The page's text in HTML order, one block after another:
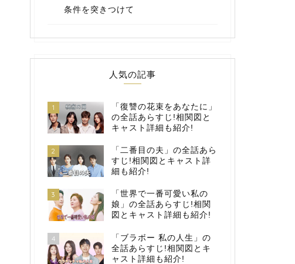
条件を突きつけて
人気の記事
1
「復讐の花束をあなたに」
の全話あらすじ!相関図と
キャスト詳細も紹介!
2
「二番目の夫」の全話あら
すじ!相関図とキャスト詳
細も紹介!
3
「世界で一番可愛い私の
娘」の全話あらすじ!相関
図とキャスト詳細も紹介!
4
「ブラボー 私の人生」の
全話あらすじ!相関図とキ
ャスト詳細も紹介!